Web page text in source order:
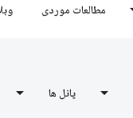
مطالعات موردی
پانل ها